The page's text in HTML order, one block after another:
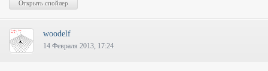
woodelf
14 Февраля 2013, 17:24